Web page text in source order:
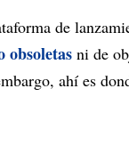
de
obsoletas ni de
ahí es